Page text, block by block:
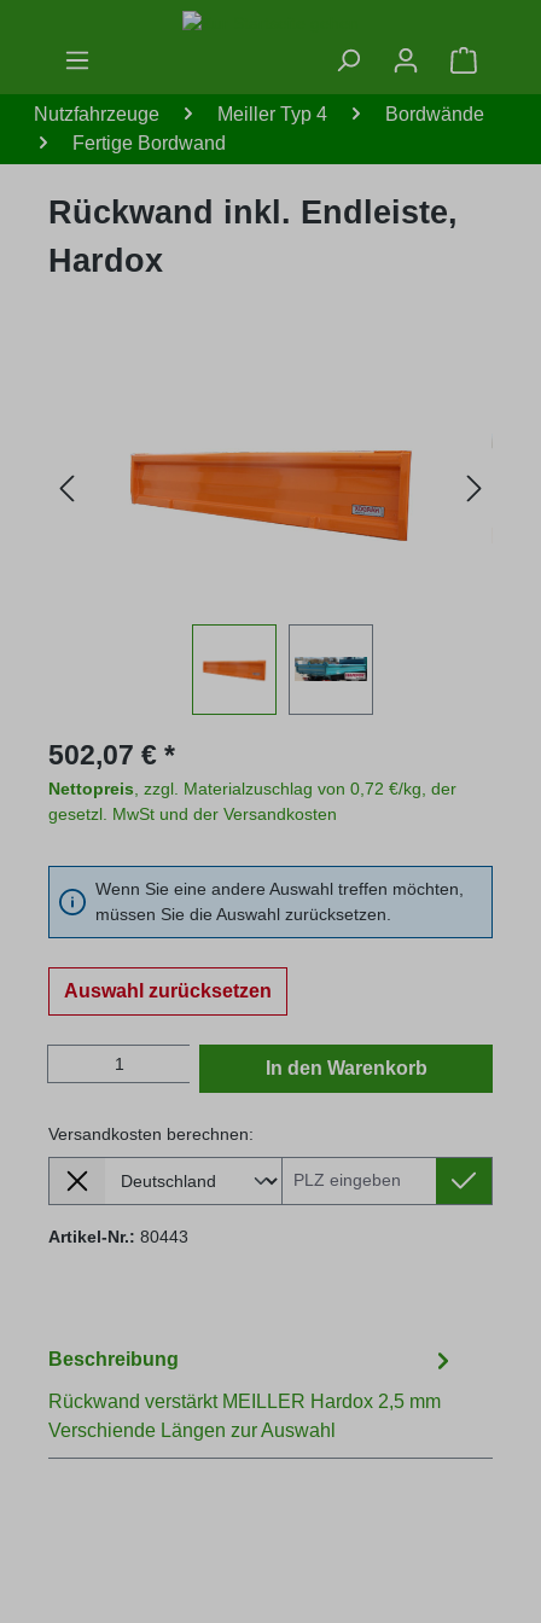
Zum Hauptinhalt springen
Nutzfahrzeuge Meiller Typ 4
Bordwände
Fertige Bordwand
Rückwand inkl. Endleiste,
Hardox
Regulärer Preis:
502,07 € *
Nettopreis , zzgl. Materialzuschlag von 0,72 €/kg, der
gesetzl. MwSt und der Versandkosten
Wenn Sie eine andere Auswahl treffen möchten,
müssen Sie die Auswahl zurücksetzen.
Auswahl zurücksetzen
Produkt Anzahl: Gib den gewünschten
In den Warenkorb
Versandkosten berechnen:
Lieferland
Versandkosten berechnen:
Artikel-Nr.: 80443
Beschreibung
Rückwand verstärkt MEILLER Hardox 2,5 mm
Verschiende Längen zur Auswahl